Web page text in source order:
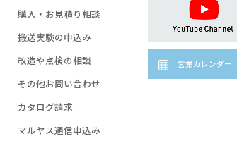
購入・お見積り相談
搬送実験の申込み
改造や点検の相談
その他お問い合わせ
カタログ請求
マルヤス通信申込み
営業カレンダー